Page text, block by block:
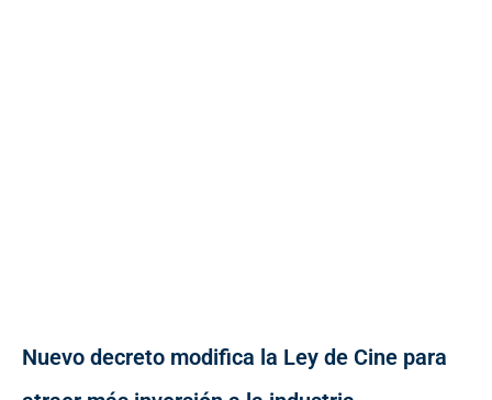
Nuevo decreto modifica la Ley de Cine para